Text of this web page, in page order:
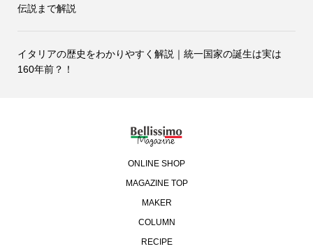
伝説まで解説
イタリアの歴史をわかりやすく解説｜統一国家の誕生は実は
160年前？！
ONLINE SHOP
MAGAZINE TOP
MAKER
COLUMN
RECIPE